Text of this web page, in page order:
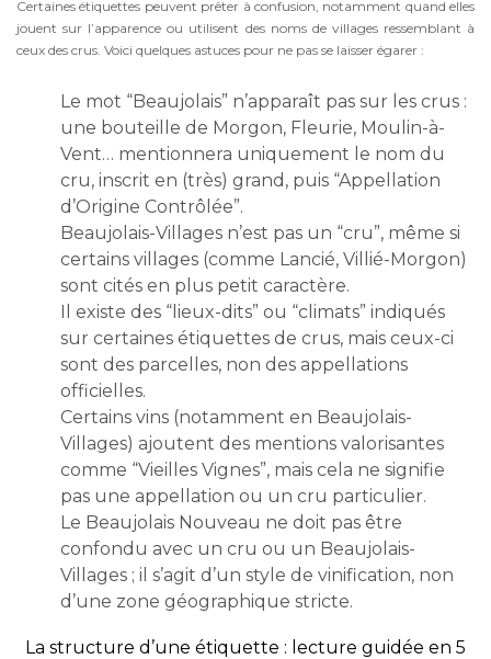
Certaines étiquettes peuvent prêter à confusion, notamment quand elles
jouent sur l’apparence ou utilisent des noms de villages ressemblant à
ceux des crus. Voici quelques astuces pour ne pas se laisser égarer :
Le mot “Beaujolais” n’apparaît pas sur les crus :
une bouteille de Morgon, Fleurie, Moulin-à-
Vent… mentionnera uniquement le nom du
cru, inscrit en (très) grand, puis “Appellation
d’Origine Contrôlée”.
Beaujolais-Villages n’est pas un “cru”, même si
certains villages (comme Lancié, Villié-Morgon)
sont cités en plus petit caractère.
Il existe des “lieux-dits” ou “climats” indiqués
sur certaines étiquettes de crus, mais ceux-ci
sont des parcelles, non des appellations
officielles.
Certains vins (notamment en Beaujolais-
Villages) ajoutent des mentions valorisantes
comme “Vieilles Vignes”, mais cela ne signifie
pas une appellation ou un cru particulier.
Le Beaujolais Nouveau ne doit pas être
confondu avec un cru ou un Beaujolais-
Villages ; il s’agit d’un style de vinification, non
d’une zone géographique stricte.
La structure d’une étiquette : lecture guidée en 5